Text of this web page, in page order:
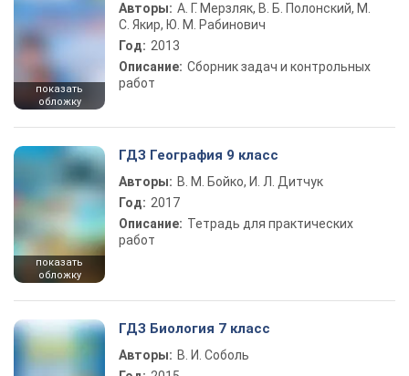
показать
обложку
Авторы: А. Г. Мерзляк, В. Б. Полонский, М.
С. Якир, Ю. М. Рабинович
Год: 2013
Описание: Сборник задач и контрольных
работ
показать
обложку
ГДЗ География 9 класс
Авторы: В. М. Бойко, И. Л. Дитчук
Год: 2017
Описание: Тетрадь для практических
работ
ГДЗ Биология 7 класс
Авторы: В. И. Соболь